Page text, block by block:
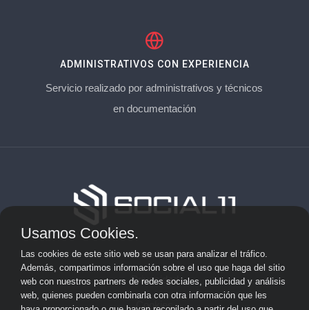
ADMINISTRATIVOS CON EXPERIENCIA
Servicio realizado por administrativos y técnicos
en documentación
Aviso Legal
Privacidad
Cookies
Usamos Cookies.
Las cookies de este sitio web se usan para analizar el tráfico.
Además, compartimos información sobre el uso que haga del sitio
web con nuestros partners de redes sociales, publicidad y análisis
web, quienes pueden combinarla con otra información que les